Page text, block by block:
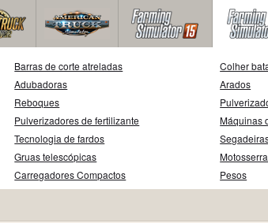
Barras de corte atreladas
Adubadoras
Reboques
Pulverizadores de fertilizante
Tecnologia de fardos
Gruas telescópicas
Carregadores Compactos
Colher
Arados
Máquinas
Pesos